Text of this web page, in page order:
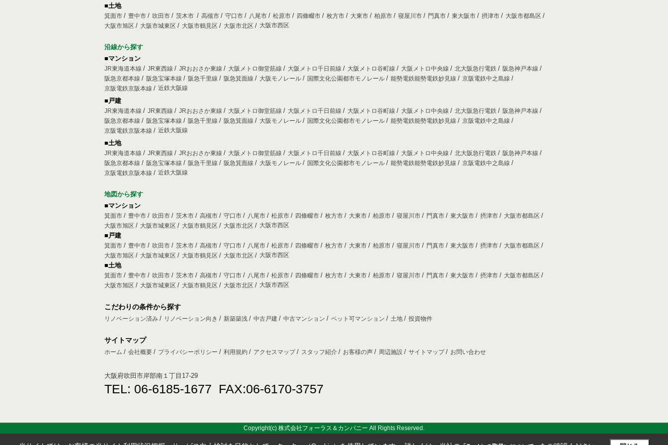
■土地
箕面市 豊中市 吹田市 茨木市 高槻市 守口市 八尾市 松原市 四條畷市 枚方市 大東市 柏原市 寝屋川市 門真市 東大阪市 摂津市
大阪市都島区
大阪市旭区
大阪市城東区 大阪市鶴見区 大阪市北区 大阪市西区
沿線から探す
■マンション
JR東海道本線 JR東西線 JRおおさか東線 大阪メトロ御堂筋線 大阪メトロ千日前線 大阪メトロ谷町線 大阪メトロ中央線 北大阪急行電鉄
阪急神戸本線
阪急京都本線
阪急宝塚本線 阪急千里線 阪急箕面線 大阪モノレール 国際文化公園都市モノレール 能勢電鉄能勢電鉄妙見線
京阪電鉄中之島線
京阪電鉄京阪本線
近鉄大阪線
■戸建
JR東海道本線 JR東西線 JRおおさか東線 大阪メトロ御堂筋線 大阪メトロ千日前線 大阪メトロ谷町線 大阪メトロ中央線 北大阪急行電鉄
阪急神戸本線
阪急京都本線
阪急宝塚本線 阪急千里線 阪急箕面線 大阪モノレール 国際文化公園都市モノレール 能勢電鉄能勢電鉄妙見線
京阪電鉄中之島線
京阪電鉄京阪本線
近鉄大阪線
■土地
JR東海道本線 JR東西線 JRおおさか東線 大阪メトロ御堂筋線 大阪メトロ千日前線 大阪メトロ谷町線 大阪メトロ中央線 北大阪急行電鉄
阪急神戸本線
阪急京都本線
阪急宝塚本線 阪急千里線 阪急箕面線 大阪モノレール 国際文化公園都市モノレール 能勢電鉄能勢電鉄妙見線
京阪電鉄中之島線
京阪電鉄京阪本線
近鉄大阪線
地図から探す
■マンション
箕面市 豊中市 吹田市 茨木市 高槻市 守口市 八尾市 松原市 四條畷市 枚方市 大東市 柏原市 寝屋川市 門真市 東大阪市 摂津市
大阪市都島区
大阪市旭区
大阪市城東区 大阪市鶴見区 大阪市北区 大阪市西区
■戸建
箕面市 豊中市 吹田市 茨木市 高槻市 守口市 八尾市 松原市 四條畷市 枚方市 大東市 柏原市 寝屋川市 門真市 東大阪市 摂津市
大阪市都島区
大阪市旭区
大阪市城東区 大阪市鶴見区 大阪市北区 大阪市西区
■土地
箕面市 豊中市 吹田市 茨木市 高槻市 守口市 八尾市 松原市 四條畷市 枚方市 大東市 柏原市 寝屋川市 門真市 東大阪市 摂津市
大阪市都島区
大阪市旭区
大阪市城東区 大阪市鶴見区 大阪市北区 大阪市西区
こだわりの条件から探す
リノベーション済み リノベーション向き 新築築浅 中古戸建 中古マンション ペット可マンション 土地 投資物件
サイトマップ
ホーム 会社概要 プライバシーポリシー 利用規約 アクセスマップ スタッフ紹介 お客様の声 周辺施設 サイトマップ お問い合わせ
大阪府吹田市岸部南１丁目17-29
TEL: 06-6185-1677 FAX:06-6170-3757
Copyright(c) 株式会社フォーラス＆カンパニー All Rights Reserved.